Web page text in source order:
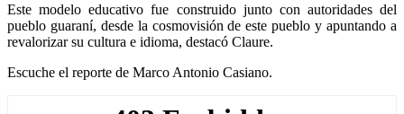
Este modelo educativo fue construido junto con autoridades del
pueblo guaraní, desde la cosmovisión de este pueblo y apuntando a
revalorizar su cultura e idioma, destacó Claure.
Escuche el reporte de Marco Antonio Casiano.